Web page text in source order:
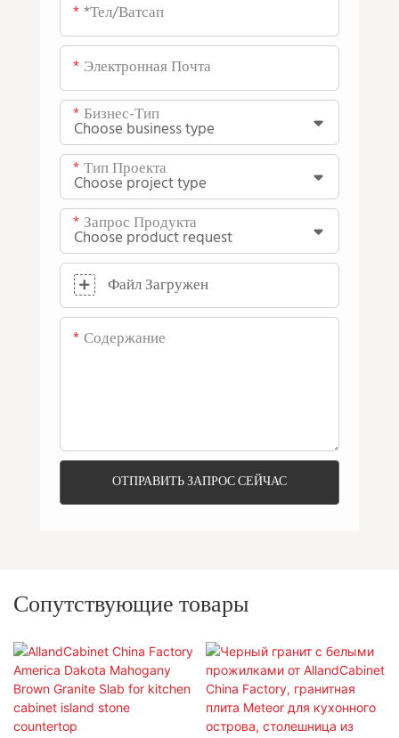
*тел/ватсап
Электронная Почта
Бизнес-Тип
Тип Проекта
Запрос Продукта
Файл Загружен
Содержание
ОТПРАВИТЬ ЗАПРОС СЕЙЧАС
Сопутствующие товары